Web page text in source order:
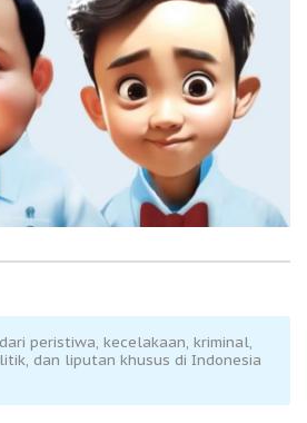
peristiwa, kecelakaan, kriminal,
dan liputan khusus di Indonesia